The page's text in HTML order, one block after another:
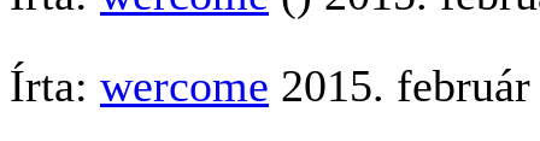
Írta: wercome 2015.